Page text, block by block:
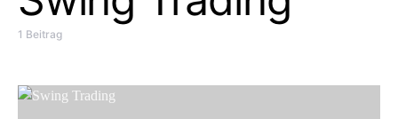
1 Beitrag